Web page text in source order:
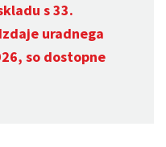
s 33.
uradnega
so dostopne